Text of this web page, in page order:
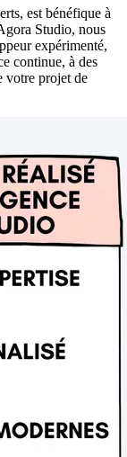
est bénéfique à
Studio, nous
expérimenté,
continue, à des
votre projet de